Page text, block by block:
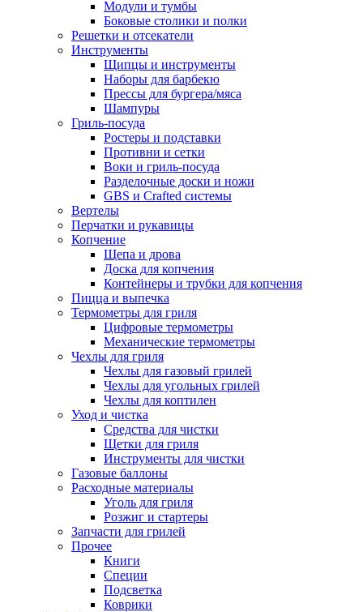
Модули и тумбы
Боковые столики и полки
Решетки и отсекатели
Инструменты
Щипцы и инструменты
Наборы для барбекю
Прессы для бургера/мяса
Шампуры
Гриль-посуда
Ростеры и подставки
Противни и сетки
Воки и гриль-посуда
Разделочные доски и ножи
GBS и Crafted системы
Вертелы
Перчатки и рукавицы
Копчение
Щепа и дрова
Доска для копчения
Контейнеры и трубки для копчения
Пицца и выпечка
Термометры для гриля
Цифровые термометры
Механические термометры
Чехлы для гриля
Чехлы для газовый грилей
Чехлы для угольных грилей
Чехлы для коптилен
Уход и чистка
Средства для чистки
Щетки для гриля
Инструменты для чистки
Газовые баллоны
Расходные материалы
Уголь для гриля
Розжиг и стартеры
Запчасти для грилей
Прочее
Книги
Специи
Подсветка
Коврики